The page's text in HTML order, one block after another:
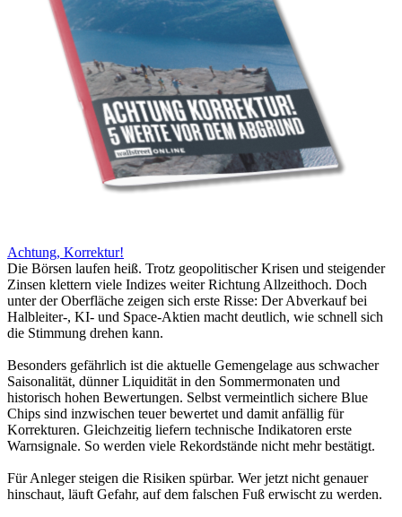
Achtung, Korrektur!
Die Börsen laufen heiß. Trotz geopolitischer Krisen und steigender
Zinsen klettern viele Indizes weiter Richtung Allzeithoch. Doch
unter der Oberfläche zeigen sich erste Risse: Der Abverkauf bei
Halbleiter-, KI- und Space-Aktien macht deutlich, wie schnell sich
die Stimmung drehen kann.
Besonders gefährlich ist die aktuelle Gemengelage aus schwacher
Saisonalität, dünner Liquidität in den Sommermonaten und
historisch hohen Bewertungen. Selbst vermeintlich sichere Blue
Chips sind inzwischen teuer bewertet und damit anfällig für
Korrekturen. Gleichzeitig liefern technische Indikatoren erste
Warnsignale. So werden viele Rekordstände nicht mehr bestätigt.
Für Anleger steigen die Risiken spürbar. Wer jetzt nicht genauer
hinschaut, läuft Gefahr, auf dem falschen Fuß erwischt zu werden.